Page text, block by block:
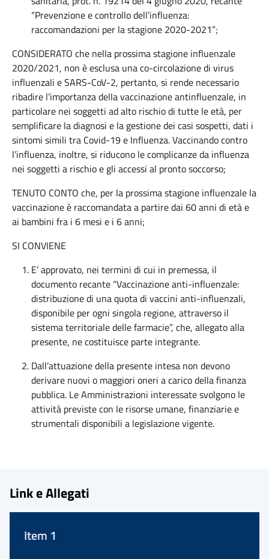
“Prevenzione e controllo dell’influenza:
raccomandazioni per la stagione 2020-2021”;
CONSIDERATO che nella prossima stagione influenzale
2020/2021, non è esclusa una co-circolazione di virus
influenzali e SARS-CoV-2, pertanto, si rende necessario
ribadire l’importanza della vaccinazione antinfluenzale, in
particolare nei soggetti ad alto rischio di tutte le età, per
semplificare la diagnosi e la gestione dei casi sospetti, dati i
sintomi simili tra Covid-19 e Influenza. Vaccinando contro
l’influenza, inoltre, si riducono le complicanze da influenza
nei soggetti a rischio e gli accessi al pronto soccorso;
TENUTO CONTO che, per la prossima stagione influenzale la
vaccinazione è raccomandata a partire dai 60 anni di età e
ai bambini fra i 6 mesi e i 6 anni;
SI CONVIENE
E’ approvato, nei termini di cui in premessa, il
documento recante “Vaccinazione anti-influenzale:
distribuzione di una quota di vaccini anti-influenzali,
disponibile per ogni singola regione, attraverso il
sistema territoriale delle farmacie”, che, allegato alla
presente, ne costituisce parte integrante.
Dall’attuazione della presente intesa non devono
derivare nuovi o maggiori oneri a carico della finanza
pubblica. Le Amministrazioni interessate svolgono le
attività previste con le risorse umane, finanziarie e
strumentali disponibili a legislazione vigente.
Link e Allegati
Item 1